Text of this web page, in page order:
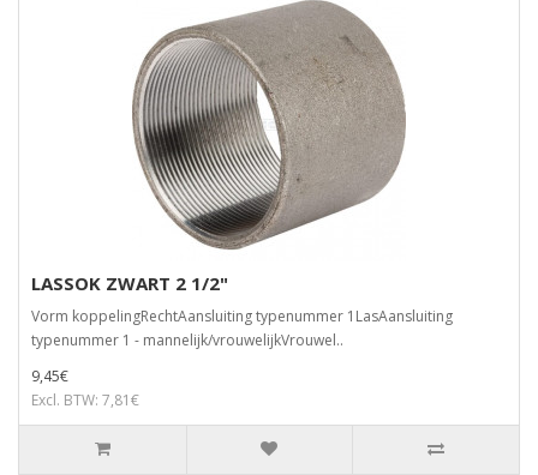
LASSOK ZWART 2 1/2"
Vorm koppelingRechtAansluiting typenummer 1LasAansluiting
typenummer 1 - mannelijk/vrouwelijkVrouwel..
9,45€
Excl. BTW: 7,81€